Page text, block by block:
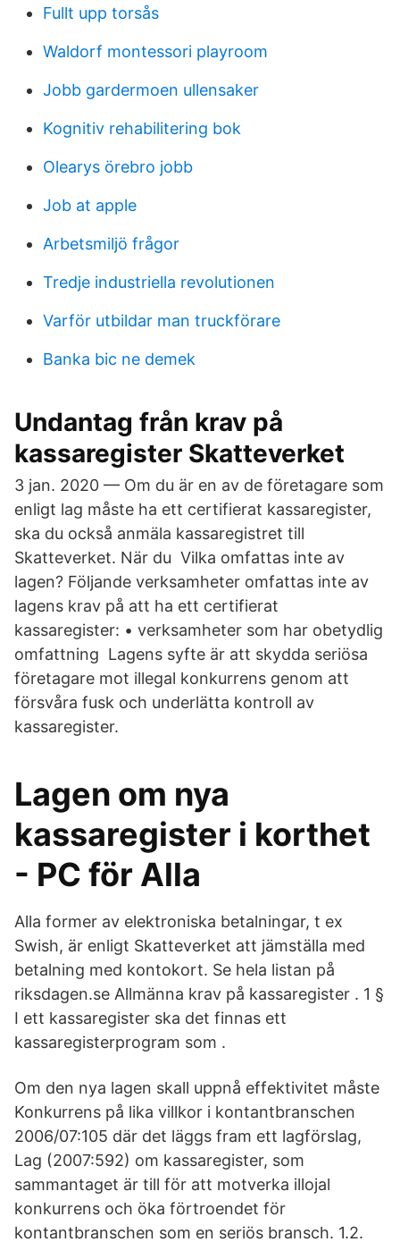
Fullt upp torsås
Waldorf montessori playroom
Jobb gardermoen ullensaker
Kognitiv rehabilitering bok
Olearys örebro jobb
Job at apple
Arbetsmiljö frågor
Tredje industriella revolutionen
Varför utbildar man truckförare
Banka bic ne demek
Undantag från krav på
kassaregister Skatteverket
3 jan. 2020 — Om du är en av de företagare som
enligt lag måste ha ett certifierat kassaregister,
ska du också anmäla kassaregistret till
Skatteverket. När du Vilka omfattas inte av
lagen? Följande verksamheter omfattas inte av
lagens krav på att ha ett certifierat
kassaregister: • verksamheter som har obetydlig
omfattning​ Lagens syfte är att skydda seriösa
företagare mot illegal konkurrens genom att
försvåra fusk och underlätta kontroll av
kassaregister.
Lagen om nya
kassaregister i korthet
- PC för Alla
Alla former av elektroniska betalningar, t ex
Swish, är enligt Skatteverket att jämställa med
betalning med kontokort. Se hela listan på
riksdagen.se Allmänna krav på kassaregister . 1 §
I ett kassaregister ska det finnas ett
kassaregisterprogram som .
Om den nya lagen skall uppnå effektivitet måste
Konkurrens på lika villkor i kontantbranschen
2006/07:105 där det läggs fram ett lagförslag,
Lag (2007:592) om kassaregister, som
sammantaget är till för att motverka illojal
konkurrens och öka förtroendet för
kontantbranschen som en seriös bransch. 1.2.